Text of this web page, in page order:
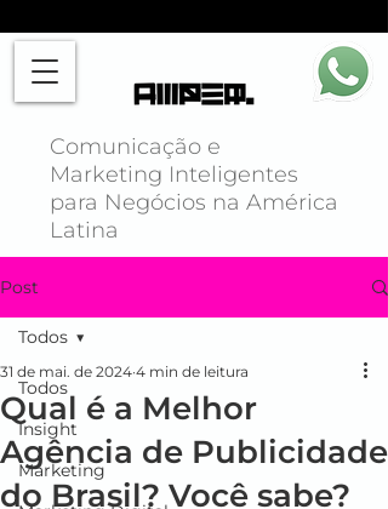
Comunicação e
Marketing Inteligentes
para Negócios na América
Latina
Post
Todos
Insight
Marketing
Todos
Qual é a Melhor
Agência de Publicidade
do Brasil? Você sabe?
31 de mai. de 2024 4 min de leitura